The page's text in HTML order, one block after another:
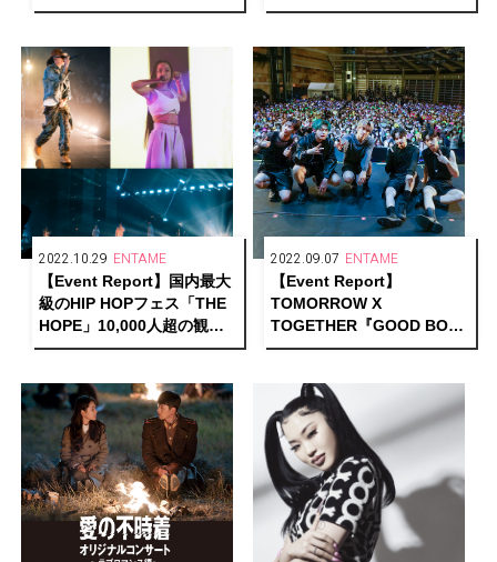
未来”――時代の変化に捉わ
京ガーデンシアター
2022.10.29 ENTAME
【Event Report】国内最大
級のHIP HOPフェス「THE
HOPE」10,000人超の観客
が熱狂した唯一無二のイベ
は
2022.09.07 ENTAME
【Event Report】
TOMORROW X
TOGETHER『GOOD BOY
GONE BAD』発売記念ショ
りの来日にMOA歓喜！